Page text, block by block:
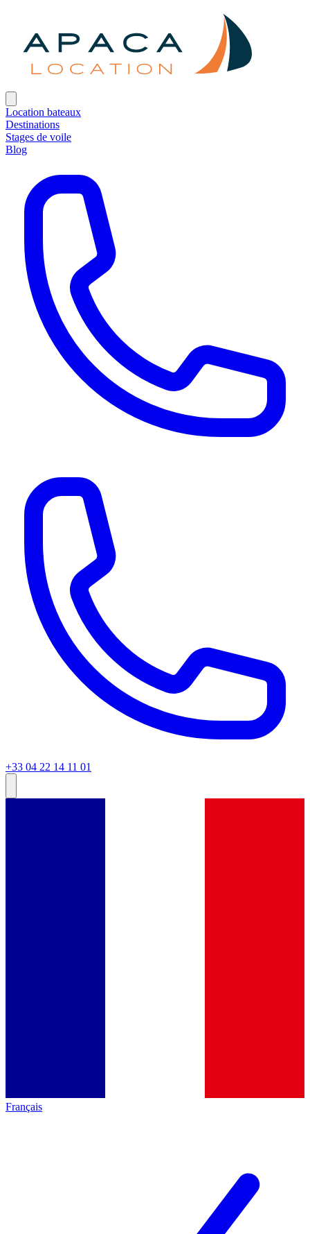
Location bateaux
Destinations
Stages de voile
Blog
+33 04 22 14 11 01
Français